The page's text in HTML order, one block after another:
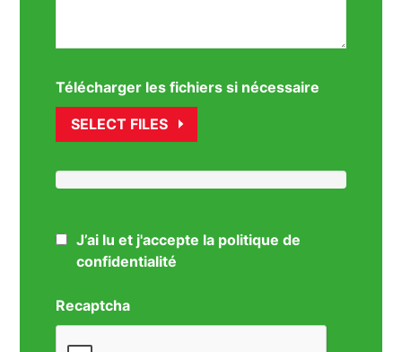
Télécharger les fichiers si nécessaire
SELECT FILES
J’ai lu et j'accepte la politique de
confidentialité
Recaptcha